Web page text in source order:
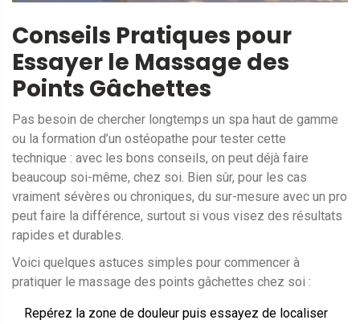
Conseils Pratiques pour
Essayer le Massage des
Points Gâchettes
Pas besoin de chercher longtemps un spa haut de gamme
ou la formation d’un ostéopathe pour tester cette
technique : avec les bons conseils, on peut déjà faire
beaucoup soi-même, chez soi. Bien sûr, pour les cas
vraiment sévères ou chroniques, du sur-mesure avec un pro
peut faire la différence, surtout si vous visez des résultats
rapides et durables.
Voici quelques astuces simples pour commencer à
pratiquer le massage des points gâchettes chez soi :
Repérez la zone de douleur puis essayez de localiser